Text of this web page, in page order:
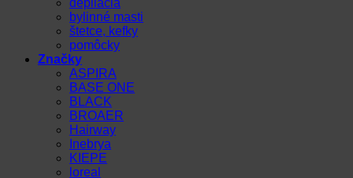
depilácia
bylinné masti
štetce, kefky
pomôcky
Značky
ASPIRA
BASE ONE
BLACK
BROAER
Hairway
Inebrya
KIEPE
loreal